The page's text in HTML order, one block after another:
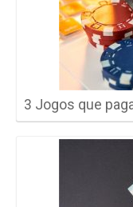
3 Jogos que